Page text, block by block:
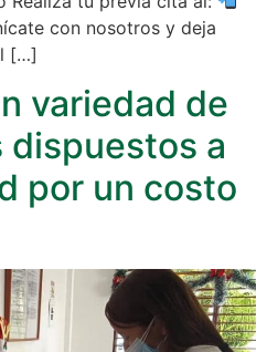
con nosotros y deja
[…]
variedad de
a
por un costo